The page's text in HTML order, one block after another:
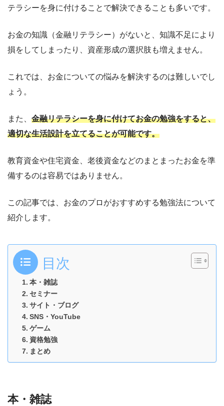
テラシーを身に付けることで解決できることも多いです。
お金の知識（金融リテラシー）がないと、知識不足により
損をしてしまったり、資産形成の選択肢も増えません。
これでは、お金についての悩みを解決するのは難しいでし
ょう。
また、 金融リテラシーを身に付けてお金の勉強をすると、
適切な生活設計を立てることが可能です。
教育資金や住宅資金、老後資金などのまとまったお金を準
備するのは容易ではありません。
この記事では、お金のプロがおすすめする勉強法について
紹介します。
目次
本・雑誌
セミナー
サイト・ブログ
SNS・YouTube
ゲーム
資格勉強
まとめ
本・雑誌